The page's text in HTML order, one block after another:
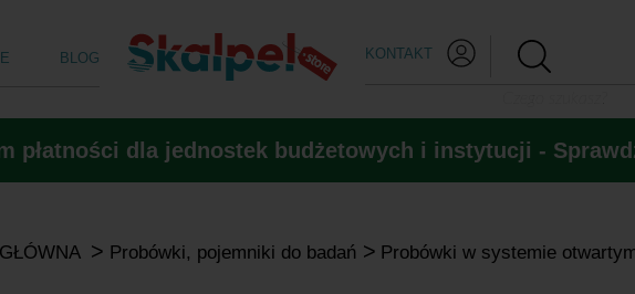
BLOG KONTAKT
płatności dla jednostek budżetowych i instytucji -
> Probówki, pojemniki do badań > Probówki w systemie